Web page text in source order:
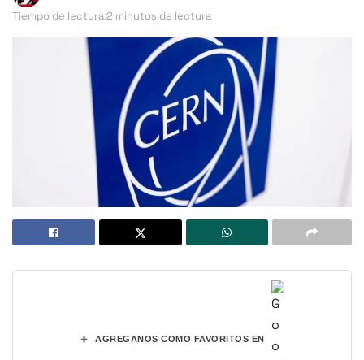
Tiempo de lectura:2 minutos de lectura
+ AGREGANOS COMO FAVORITOS EN